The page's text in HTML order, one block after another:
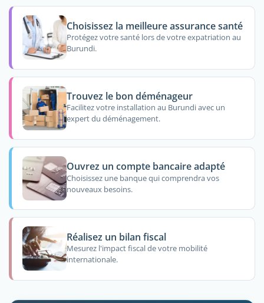
Choisissez la meilleure assurance santé
Protégez votre santé lors de votre expatriation au
Burundi.
Trouvez le bon déménageur
Facilitez votre installation au Burundi avec un
expert du déménagement.
Ouvrez un compte bancaire adapté
Choisissez une banque qui comprendra vos
nouveaux besoins.
Réalisez un bilan fiscal
Mesurez l'impact fiscal de votre mobilité
internationale.